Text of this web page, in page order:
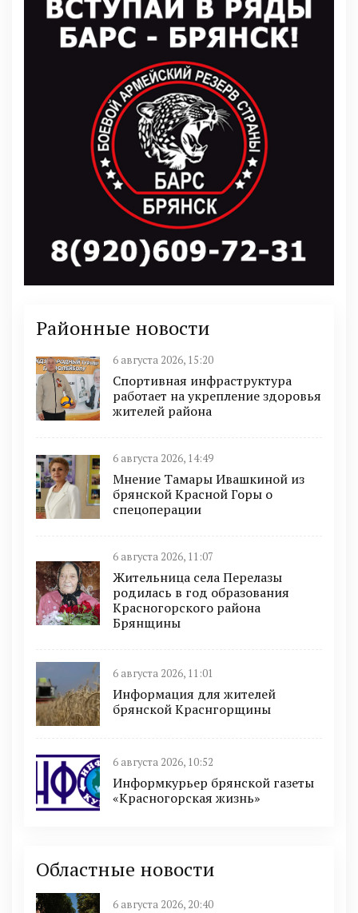
Районные новости
6 августа 2026, 15:20
Спортивная инфраструктура
работает на укрепление здоровья
жителей района
6 августа 2026, 14:49
Мнение Тамары Ивашкиной из
брянской Красной Горы о
спецоперации
6 августа 2026, 11:07
Жительница села Перелазы
родилась в год образования
Красногорского района
Брянщины
6 августа 2026, 11:01
Информация для жителей
брянской Краснгорщины
6 августа 2026, 10:52
Информкурьер брянской газеты
«Красногорская жизнь»
Областные новости
6 августа 2026, 20:40